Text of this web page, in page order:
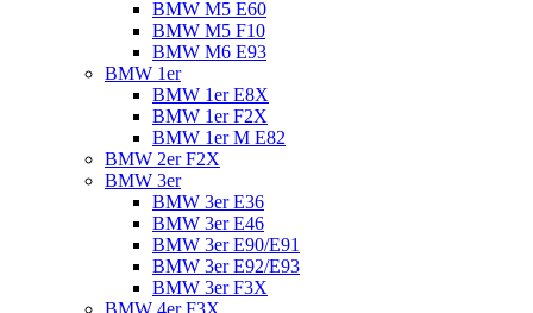
BMW M5 E60
BMW M5 F10
BMW M6 E93
BMW 1er
BMW 1er E8X
BMW 1er F2X
BMW 1er M E82
BMW 2er F2X
BMW 3er
BMW 3er E36
BMW 3er E46
BMW 3er E90/E91
BMW 3er E92/E93
BMW 3er F3X
BMW 4er F3X